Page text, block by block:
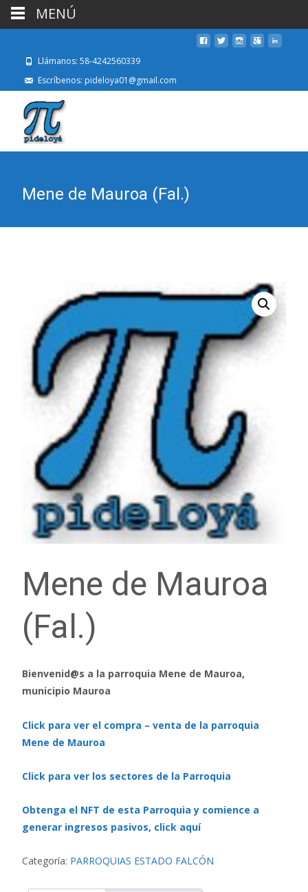
Llámanos: 58-4242560339
Escríbenos: pideloya01@gmail.com
Mene de Mauroa (Fal.)
Mene de Mauroa
(Fal.)
Bienvenid@s a la parroquia Mene de Mauroa,
municipio Mauroa
Click para ver el compra – venta de la parroquia
Mene de Mauroa
Click para ver los sectores de la Parroquia
Obtenga el NFT de esta Parroquia y comience a
generar ingresos pasivos, click aquí
Categoría: PARROQUIAS ESTADO FALCÓN
MENÚ